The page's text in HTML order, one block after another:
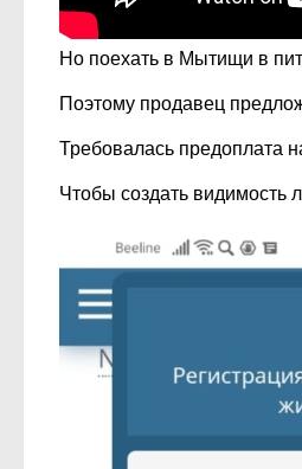
Но поехать в Мытищи в
Поэтому продавец
Требовалась предоплата
Чтобы создать видимость